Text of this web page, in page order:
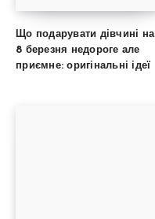
Що подарувати дівчині на
8 березня недороге але
приємне: оригінальні ідеї